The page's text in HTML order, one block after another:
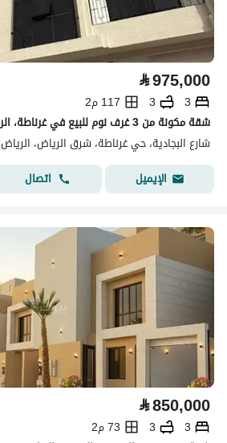
⃁975,000
3
3
117 م2
شقة مكونة من 3 غرف نوم للبيع في غرناطة، الرياض
شارع البجادية، حي غرناطة، شرق الرياض، الرياض
الإيميل
اتصال
⃁850,000
3
3
73 م2